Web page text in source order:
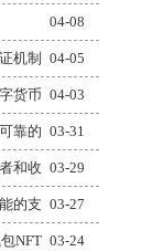
04-08
机制 04-05
货币 04-03
靠的 03-31
和收 03-29
的支 03-27
NFT 03-24